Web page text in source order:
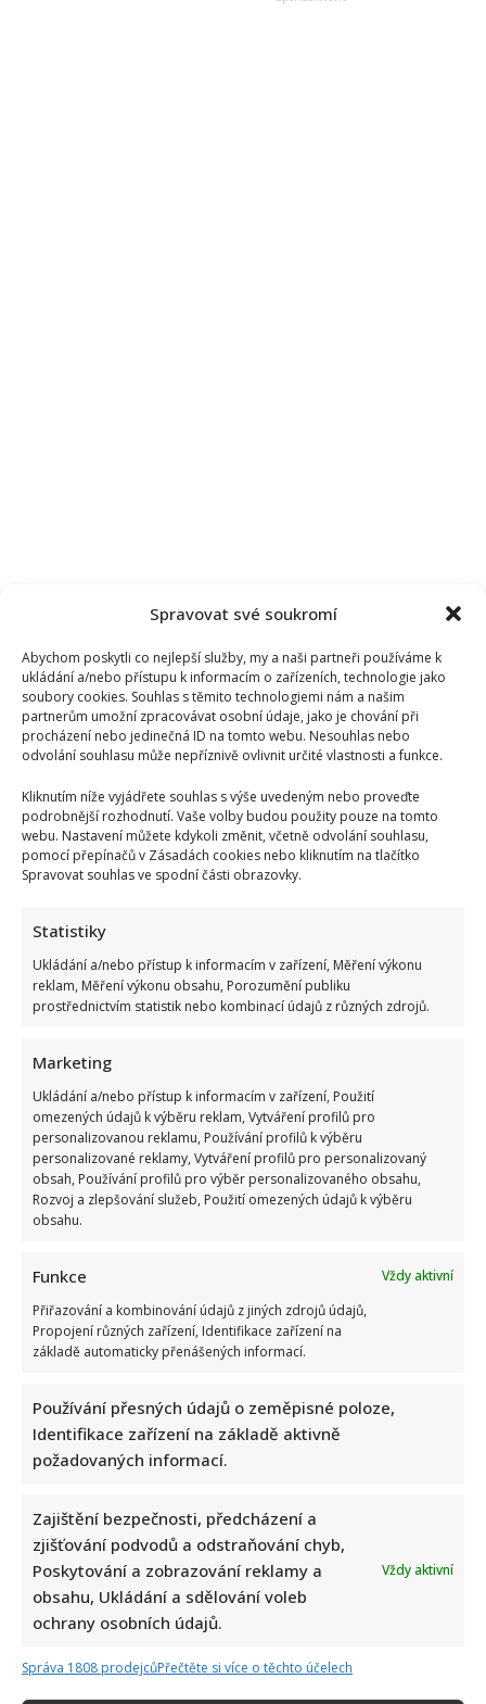
Spravovat své soukromí
Abychom poskytli co nejlepší služby, my a naši partneři používáme k
ukládání a/nebo přístupu k informacím o zařízeních, technologie jako
soubory cookies. Souhlas s těmito technologiemi nám a našim
partnerům umožní zpracovávat osobní údaje, jako je chování při
procházení nebo jedinečná ID na tomto webu. Nesouhlas nebo
odvolání souhlasu může nepříznivě ovlivnit určité vlastnosti a funkce.
Kliknutím níže vyjádřete souhlas s výše uvedeným nebo proveďte
podrobnější rozhodnutí. Vaše volby budou použity pouze na tomto
webu. Nastavení můžete kdykoli změnit, včetně odvolání souhlasu,
pomocí přepínačů v Zásadách cookies nebo kliknutím na tlačítko
Spravovat souhlas ve spodní části obrazovky.
Statistiky
Ukládání a/nebo přístup k informacím v zařízení, Měření výkonu
reklam, Měření výkonu obsahu, Porozumění publiku
prostřednictvím statistik nebo kombinací údajů z různých zdrojů.
Marketing
Ukládání a/nebo přístup k informacím v zařízení, Použití
omezených údajů k výběru reklam, Vytváření profilů pro
personalizovanou reklamu, Používání profilů k výběru
personalizované reklamy, Vytváření profilů pro personalizovaný
obsah, Používání profilů pro výběr personalizovaného obsahu,
Rozvoj a zlepšování služeb, Použití omezených údajů k výběru
obsahu.
Funkce
Vždy aktivní
Přiřazování a kombinování údajů z jiných zdrojů údajů,
Propojení různých zařízení, Identifikace zařízení na
základě automaticky přenášených informací.
Používání přesných údajů o zeměpisné poloze,
Identifikace zařízení na základě aktivně
požadovaných informací.
Zajištění bezpečnosti, předcházení a
zjišťování podvodů a odstraňování chyb,
Poskytování a zobrazování reklamy a
obsahu, Ukládání a sdělování voleb
ochrany osobních údajů.
Vždy aktivní
Správa 1808 prodejcůPřečtěte si více o těchto účelech
mladíci ubili kvůli banálnímu sporu
Stačila jedna fotka z dovolené, aby se na Babiše snesla další
kritika: Lidé spekulují, kde se koupe
Test znalostí staré češtiny: 10 výrazů z počátku 20. století
Dagmar Pecková pod palbou kritiky: Mračková Vildumetzová
jí vytkla natáčení se při řízení a ptá se, zda je to v pořádku